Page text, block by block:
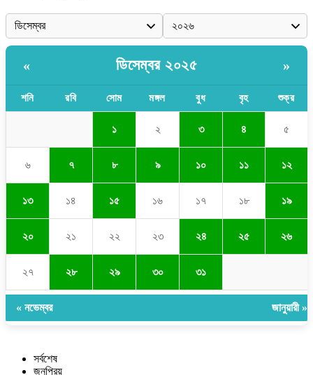
« ডিসেম্বর ২০২৫ »
শনি রবি সোম মঙ্গল বুধ বৃহ শুক্র
১ ২ ৩ ৪ ৫
৬ ৭ ৮ ৯ ১০ ১১ ১২
১৩ ১৪ ১৫ ১৬ ১৭ ১৮ ১৯
২০ ২১ ২২ ২৩ ২৪ ২৫ ২৬
২৭ ২৮ ২৯ ৩০ ৩১
« নভেম্বর জানুয়ারী »
সর্বশেষ
জনপ্রিয়